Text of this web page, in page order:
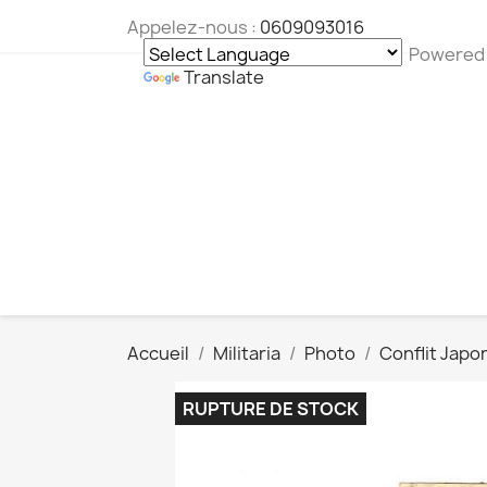
Appelez-nous : 0609093016
Translate
Accueil Militaria Photo Conflit
RUPTURE DE STOCK